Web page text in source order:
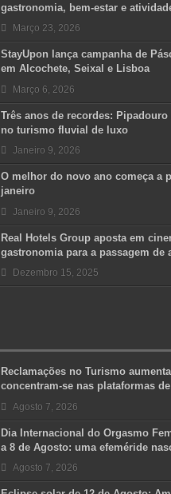
gastronomia, bem-estar e
Março 23, 2026
StayUpon lança campanha de
em Alcochete, Seixal e Lisboa
Março 6, 2026
Três anos de recordes:
no turismo fluvial de luxo
Janeiro 9, 2026
O melhor do novo ano começa a
janeiro
Janeiro 9, 2026
Real Hotels Group aposta em
gastronomia para a passagem de
Dezembro 15, 2025
Reclamações no Turismo
concentram-se nas plataformas
Agosto 7, 2026
Dia Internacional do Orgasmo
a 8 de Agosto: uma efeméride
Agosto 7, 2026